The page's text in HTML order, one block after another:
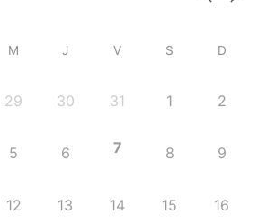
M J V S D
29 30 31 1 2
5 6 7 8 9
12 13 14 15 16